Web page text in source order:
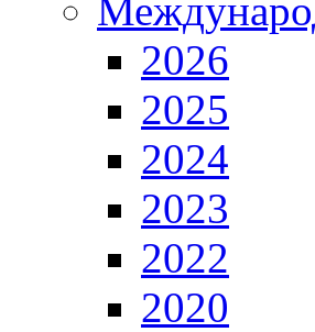
2026
2025
2024
2023
2022
2020